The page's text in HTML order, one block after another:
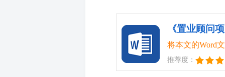
将本文的Word
推荐度：